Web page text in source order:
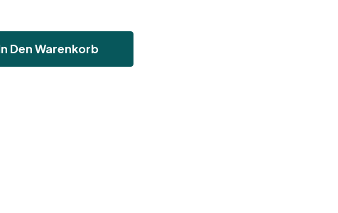
Den Warenkorb